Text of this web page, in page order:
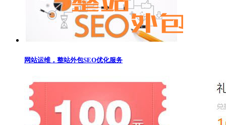
网站运维，整站外包SEO优化服务